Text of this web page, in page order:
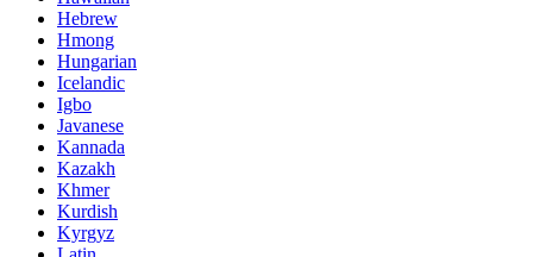
Hebrew
Hmong
Hungarian
Icelandic
Igbo
Javanese
Kannada
Kazakh
Khmer
Kurdish
Kyrgyz